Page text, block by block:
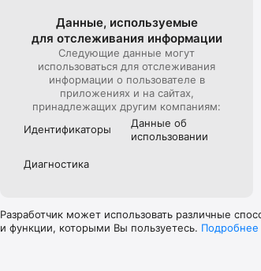
Данные, используе­мые
для отслежи­вания информации
Следующие данные могут
использоваться для отслеживания
информации о пользователе в
приложениях и на сайтах,
принадлежащих другим компаниям:
Идентифика­торы
Данные об
использова­нии
Диагностика
Разработчик может использовать различные
и функции, которыми Вы пользуетесь. Подробнее